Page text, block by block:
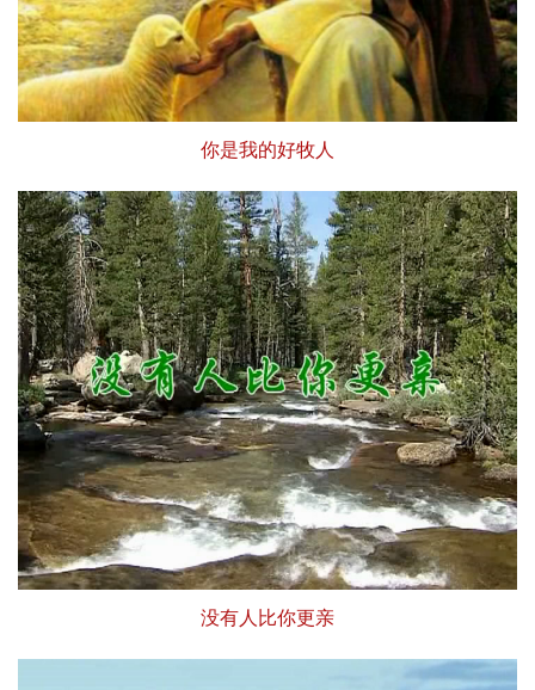
你是我的好牧人
没有人比你更亲